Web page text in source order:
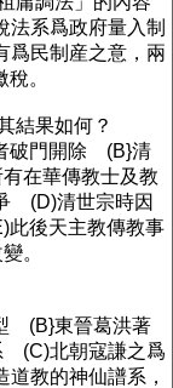
系爲政府量入制
民制産之意，兩
。
結果如何？
破門開除 (B}清
在華傳教士及教
(D)清世宗時因
後天主教傳教事
。
(B}東晉葛洪著
(C)北朝寇謙之爲
教的神仙譜系，